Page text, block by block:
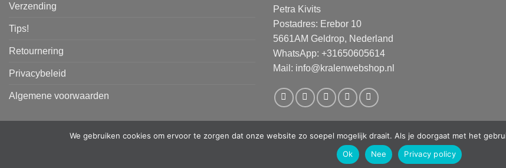
Verzending
Tips!
Retournering
Privacybeleid
Algemene voorwaarden
Petra Kivits
Postadres: Erebor 10
5661AM Geldrop, Nederland
WhatsApp: +31650605614
Mail: info@kralenwebshop.nl
Copyright 2026 ©PKW-designs
We gebruiken cookies om ervoor te zorgen dat onze website zo soepel mogelijk draait. Als je doorgaat met het
Ok
Nee Privacy policy